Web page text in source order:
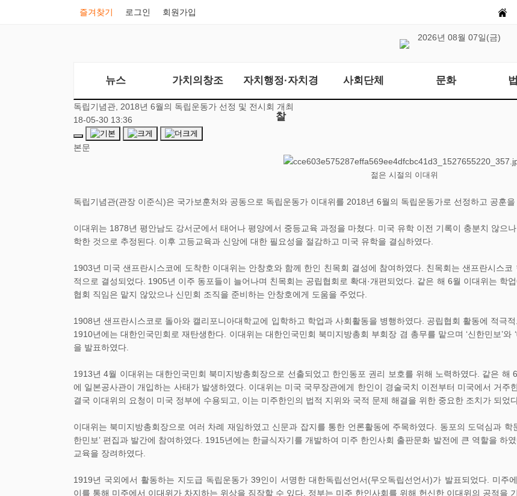
즐겨찾기 로그인 회원가입
2026년 08월 07일(금)
뉴스 가치의창조 자치행정·자치경
찰
사회단체 문화
독립기념관, 2018년 6월의 독립운동가 선정 및 전시회 개최
18-05-30 13:36
본문
젊은 시절의 이대위
독립기념관(관장 이준식)은 국가보훈처와 공동으로 독립운동가 이대위를 2018년 6월의 독립운동가로 선정하고 공훈
이대위는 1878년 평안남도 강서군에서 태어나 평양에서 중등교육 과정을 마쳤다. 미국 유학 이전 기록이 충분치 않으
학한 것으로 추정된다. 이후 고등교육과 신앙에 대한 필요성을 절감하고 미국 유학을 결심하였다.
1903년 미국 샌프란시스코에 도착한 이대위는 안창호와 함께 한인 친목회 결성에 참여하였다. 친목회는 샌프란시스
적으로 결성되었다. 1905년 이주 동포들이 늘어나며 친목회는 공립협회로 확대·개편되었다. 같은 해 6월 이대위는 학
협회 직임은 맡지 않았으나 신민회 조직을 준비하는 안창호에게 도움을 주었다.
1908년 샌프란시스코로 돌아와 캘리포니아대학교에 입학하고 학업과 사회활동을 병행하였다. 공립협회 활동에 적극
1910년에는 대한인국민회로 재탄생한다. 이대위는 대한인국민회 북미지방총회 부회장 겸 총무를 맡으며 ‘신한민보’와
을 발표하였다.
1913년 4월 이대위는 대한인국민회 북미지방총회장으로 선출되었고 한인동포 권리 보호를 위해 노력하였다. 같은 해
에 일본공사관이 개입하는 사태가 발생하였다. 이대위는 미국 국무장관에게 한인이 경술국치 이전부터 미국에서 거
결국 이대위의 요청이 미국 정부에 수용되고, 이는 미주한인의 법적 지위와 국적 문제 해결을 위한 중요한 조치가 되었
이대위는 북미지방총회장으로 여러 차례 재임하였고 신문과 잡지를 통한 언론활동에 주목하였다. 동포의 도덕심과
한민보’ 편집과 발간에 참여하였다. 1915년에는 한글식자기를 개발하여 미주 한인사회 출판문화 발전에 큰 역할을 하
교육을 장려하였다.
1919년 국외에서 활동하는 지도급 독립운동가 39인이 서명한 대한독립선언서(무오독립선언서)가 발표되었다. 미주
이를 통해 미주에서 이대위가 차지하는 위상을 짐작할 수 있다. 정부는 미주 한인사회를 위해 헌신한 이대위의 공적을